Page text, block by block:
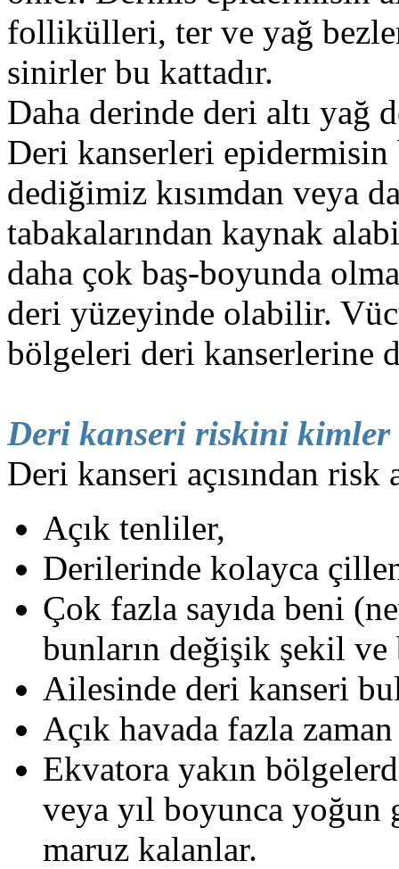
follikülleri, ter ve yağ
sinirler bu kattadır.
Daha derinde deri altı yağ
Deri kanserleri epidermisin
dediğimiz kısımdan veya
tabakalarından kaynak
daha çok baş-boyunda
deri yüzeyinde olabilir.
bölgeleri deri kanserlerine
Deri kanseri riskini kimler
Deri kanseri açısından risk
Açık tenliler,
Derilerinde kolayca
Çok fazla sayıda beni
bunların değişik şekil ve
Ailesinde deri kanseri
Açık havada fazla
Ekvatora yakın
veya yıl boyunca yoğun
maruz kalanlar.